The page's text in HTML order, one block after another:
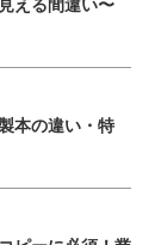
える間違い〜
本の違い・特